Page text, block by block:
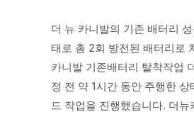
더 뉴 카니발의 기존 배터리
태로 총 2회 방전된 배터리로
카니발 기존배터리 탈착작업
정 전 약 1시간 동안 주행한
드 작업을 진행했습니다. 더